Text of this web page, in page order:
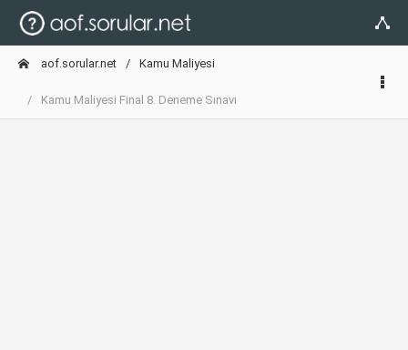
aof.sorular.net Kamu Maliyesi
Kamu Maliyesi Final 8. Deneme Sınavı